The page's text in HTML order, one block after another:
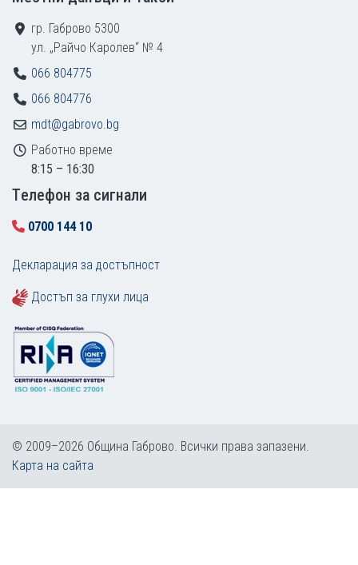
гр. Габрово 5300
ул. „Райчо Каролев“ № 4
066 804775
066 804776
mdt@gabrovo.bg
Работно време
8:15 – 16:30
Tелефон за сигнали
0700 144 10
Декларация за достъпност
Достъп за глухи лица
© 2009–2026 Община Габрово. Всички права запазени.
Карта на сайта